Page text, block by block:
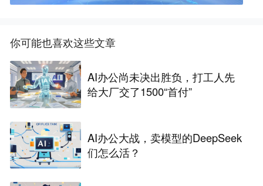
你可能也喜欢这些文章
AI办公尚未决出胜负，打工人先
给大厂交了1500“首付”
AI办公大战，卖模型的DeepSeek
们怎么活？